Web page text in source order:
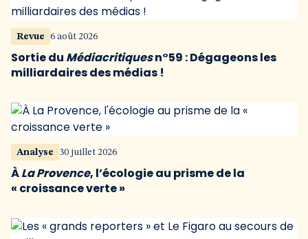
Revue 6 août 2026
Sortie du Médiacritiquesn°59 : Dégageons les
milliardaires des médias !
Analyse 30 juillet 2026
ÀLa Provence, l’écologie au prisme de la
« croissance verte »